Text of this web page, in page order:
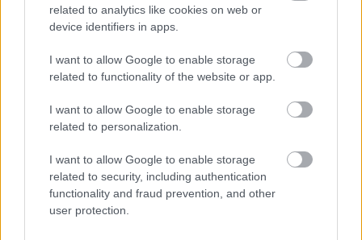
related to analytics like cookies on web or
device identifiers in apps.
I want to allow Google to enable storage
related to functionality of the website or app.
I want to allow Google to enable storage
related to personalization.
I want to allow Google to enable storage
related to security, including authentication
functionality and fraud prevention, and other
user protection.
Orvos figyelmeztet: ezt az apró reggeli tünetet ne
söpörd a szőnyeg alá